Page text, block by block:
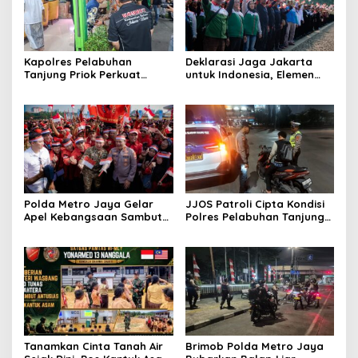
Kapolres Pelabuhan
Tanjung Priok Perkuat
Deklarasi Jaga Jakarta
untuk Indonesia, Elemen
Polda Metro Jaya Gelar
Apel Kebangsaan Sambut
JJOS Patroli Cipta Kondisi
Polres Pelabuhan Tanjung
Kamtibmas
Tanamkan Cinta Tanah Air
Brimob Polda Metro Jaya